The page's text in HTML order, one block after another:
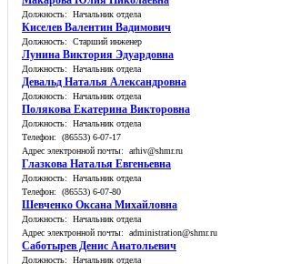
Должность: Начальник отдела
Киселев Валентин Вадимович
Должность: Старший инженер
Лунина Виктория Эдуардовна
Должность: Начальник отдела
Девальд Наталья Александровна
Должность: Начальник отдела
Полякова Екатерина Викторовна
Должность: Начальник отдела
Телефон: (86553) 6-07-17
Адрес электронной почты: arhiv@shmr.ru
Глазкова Наталья Евгеньевна
Должность: Начальник отдела
Телефон: (86553) 6-07-80
Шевченко Оксана Михайловна
Должность: Начальник отдела
Адрес электронной почты: administration@shmr.ru
Саботырев Денис Анатольевич
Должность: Начальник отдела